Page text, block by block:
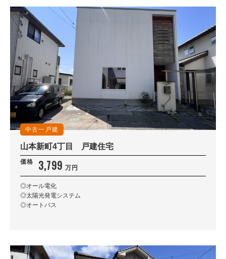
中古一戸建
山本新町4丁目 戸建住宅
価格 3,799 万円
◎オール電化
◎太陽光発電システム
◎オートバス